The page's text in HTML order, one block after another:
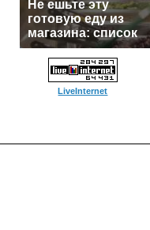
Не ешьте эту
готовую еду из
магазина: список
LiveInternet